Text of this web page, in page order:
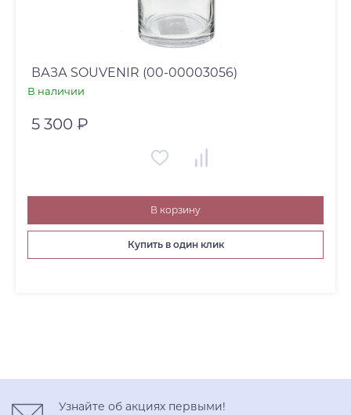
ВАЗА SOUVENIR (00-00003056)
В наличии
5 300 ₽
В корзину
Купить в один клик
Узнайте об акциях первыми!